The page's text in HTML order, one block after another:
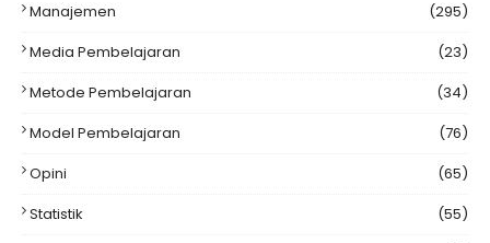
Manajemen
(295)
Media Pembelajaran
(23)
Metode Pembelajaran
(34)
Model Pembelajaran
(76)
Opini
(65)
Statistik
(55)